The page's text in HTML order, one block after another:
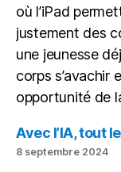
où l’iPad
justement des
une jeunesse
corps s’avachir
opportunité de
Avec l’IA, tout
8 septembre 2024